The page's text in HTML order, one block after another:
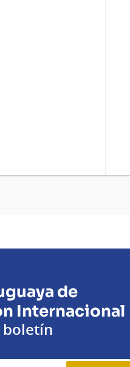
de
Internacional
boletín